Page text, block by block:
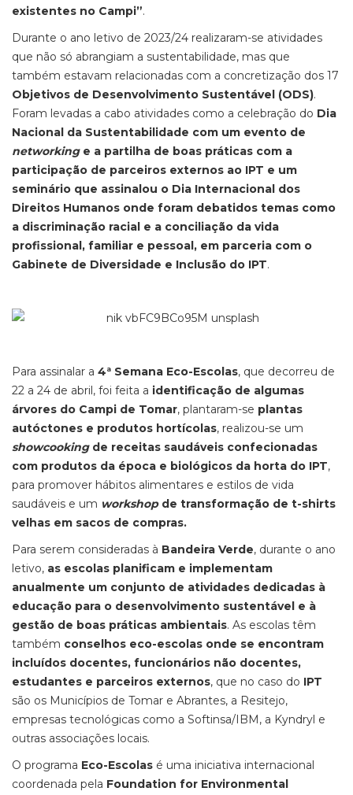
existentes no Campi”.
Durante o ano letivo de 2023/24 realizaram-se atividades
que não só abrangiam a sustentabilidade, mas que
também estavam relacionadas com a concretização dos 17
Objetivos de Desenvolvimento Sustentável (ODS).
Foram levadas a cabo atividades como a celebração do Dia
Nacional da Sustentabilidade com um evento de
networkinge a partilha de boas práticas com a
participação de parceiros externos ao IPT e um
seminário que assinalou o Dia Internacional dos
Direitos Humanos onde foram debatidos temas como
a discriminação racial e a conciliação da vida
profissional, familiar e pessoal, em parceria com o
Gabinete de Diversidade e Inclusão do IPT.
Para assinalar a 4ª Semana Eco-Escolas, que decorreu de
22 a 24 de abril, foi feita a identificação de algumas
árvores do Campi de Tomar, plantaram-se plantas
autóctones e produtos hortícolas, realizou-se um
showcookingde receitas saudáveis confecionadas
com produtos da época e biológicos da horta do IPT,
para promover hábitos alimentares e estilos de vida
saudáveis e um workshopde transformação de t-shirts
velhas em sacos de compras.
Para serem consideradas à Bandeira Verde, durante o ano
letivo, as escolas planificam e implementam
anualmente um conjunto de atividades dedicadas à
educação para o desenvolvimento sustentável e à
gestão de boas práticas ambientais. As escolas têm
também conselhos eco-escolas onde se encontram
incluídos docentes, funcionários não docentes,
estudantes e parceiros externos, que no caso do IPT
são os Municípios de Tomar e Abrantes, a Resitejo,
empresas tecnológicas como a Softinsa/IBM, a Kyndryl e
outras associações locais.
O programa Eco-Escolas é uma iniciativa internacional
coordenada pela Foundation for Environmental